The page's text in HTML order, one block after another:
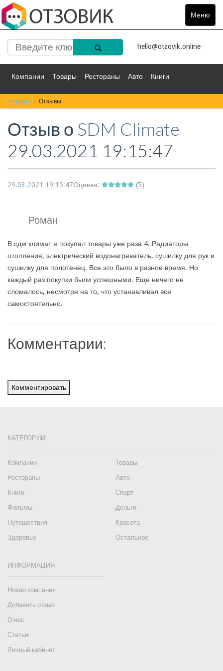
Меню
Toggle
hello@otzovik.online
Компании Товары Рестораны Авто Книги
Спорт Фильмы
Красота Здоровье Остальное
Главная Отзывы
Отзыв о SDM Climate
29.03.2021 19:15:47
29.03.2021 19:15:47Оценка: (5)
Роман
В сдм климат я покупал товары уже раза 4. Радиаторы
отопления, электрический водонагреватель, сушилку для рук и
сушилку для полотенец. Все это было в разное время. Но
каждый раз покупки были успешными. Еще ничего не
сломалось, несмотря на то, что устанавливал все
самостоятельно.
Комментарии:
Комментировать
КАТЕГОРИИ
Компании
Товары
Рестораны
Авто
Книги
Спорт
Фильмы
Деньги
Путешествия
Красота
Здоровье
Остальное
ИНФОРМАЦИЯ
Новая компания
Добавить отзыв
О нас
Статьи
Личный кабинет